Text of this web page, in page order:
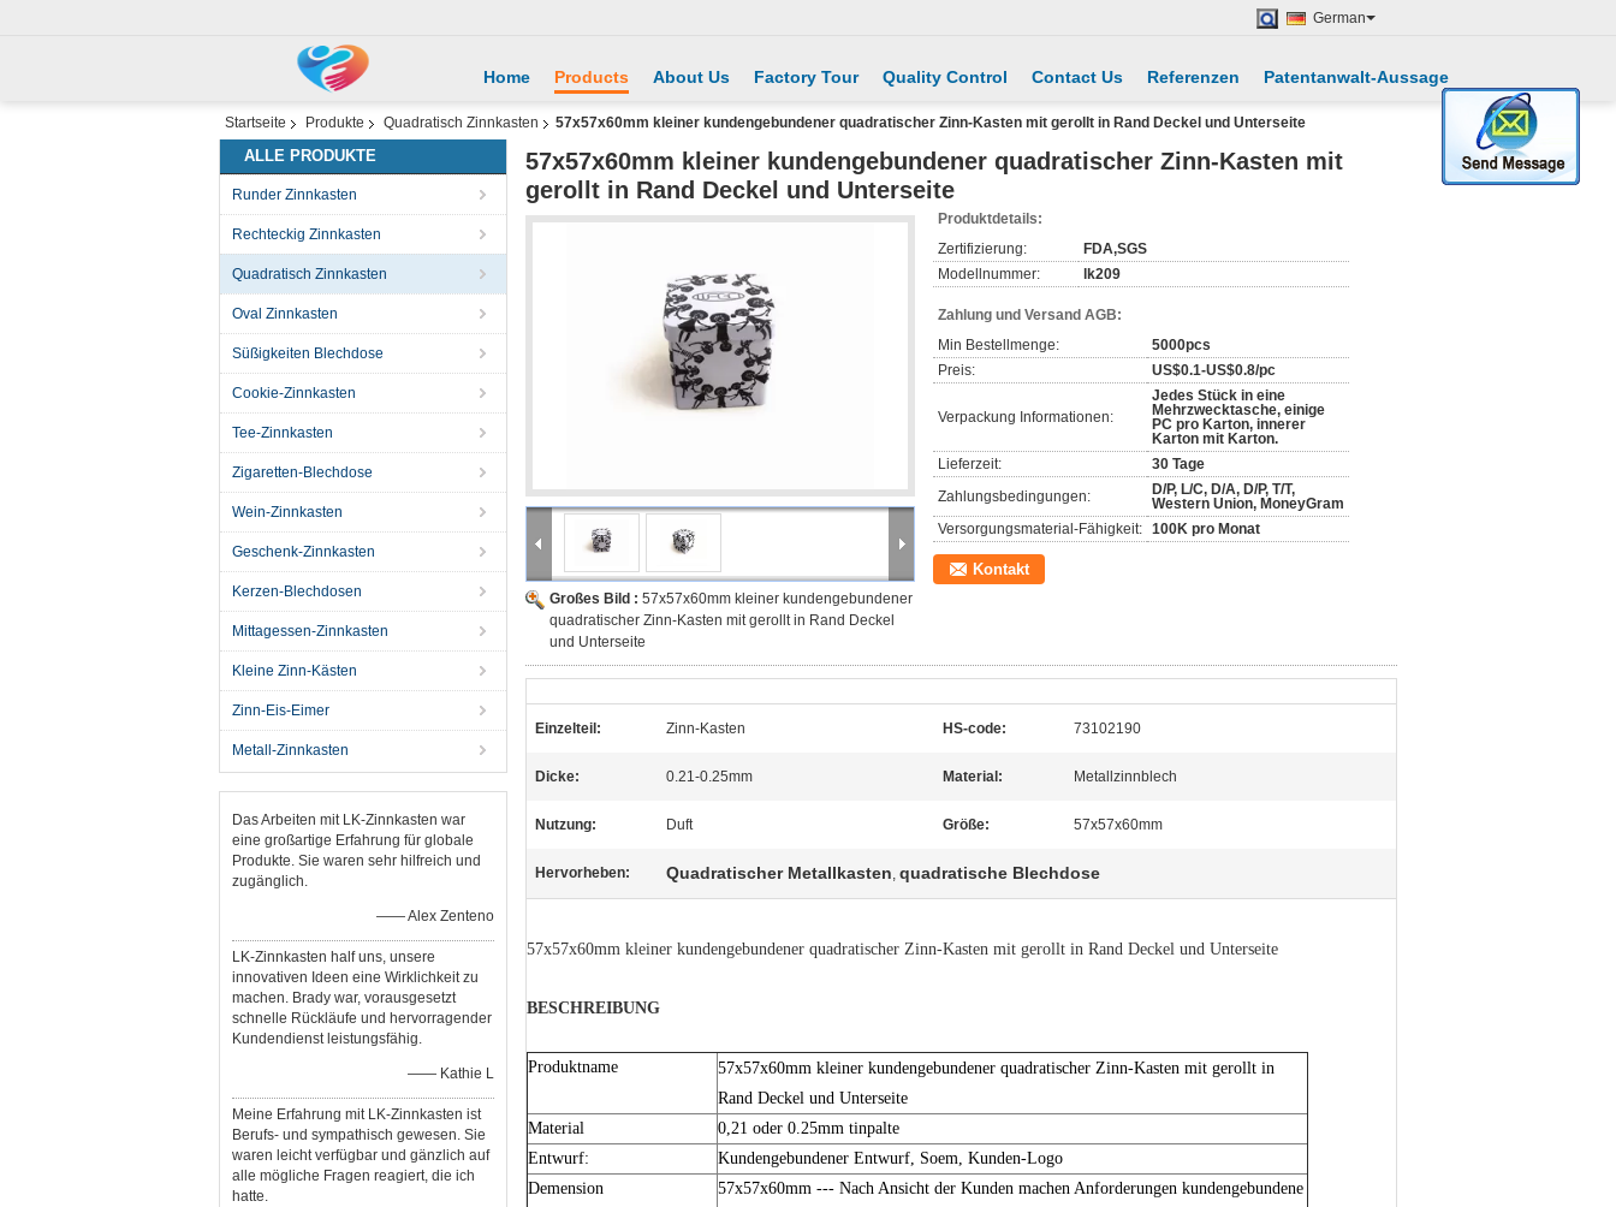
German
Home Products About Us Factory Tour Quality Control Contact Us Referenzen Patentanwalt-Aussage
Startseite Produkte Quadratisch Zinnkasten 57x57x60mm kleiner kundengebundener quadratischer Zinn-Kasten mit gerollt in Rand Deckel und Unterseite
ALLE PRODUKTE
Runder Zinnkasten
Rechteckig Zinnkasten
Quadratisch Zinnkasten
Oval Zinnkasten
Süßigkeiten Blechdose
Cookie-Zinnkasten
Tee-Zinnkasten
Zigaretten-Blechdose
Wein-Zinnkasten
Geschenk-Zinnkasten
Kerzen-Blechdosen
Mittagessen-Zinnkasten
Kleine Zinn-Kästen
Zinn-Eis-Eimer
Metall-Zinnkasten
Das Arbeiten mit LK-Zinnkasten war
eine großartige Erfahrung für globale
Produkte. Sie waren sehr hilfreich und
zugänglich.
—— Alex Zenteno
LK-Zinnkasten half uns, unsere
innovativen Ideen eine Wirklichkeit zu
machen. Brady war, vorausgesetzt
schnelle Rückläufe und hervorragender
Kundendienst leistungsfähig.
—— Kathie L
Meine Erfahrung mit LK-Zinnkasten ist
Berufs- und sympathisch gewesen. Sie
waren leicht verfügbar und gänzlich auf
alle mögliche Fragen reagiert, die ich
hatte.
57x57x60mm kleiner kundengebundener quadratischer Zinn-Kasten mit
gerollt in Rand Deckel und Unterseite
Großes Bild : 57x57x60mm kleiner kundengebundener
quadratischer Zinn-Kasten mit gerollt in Rand Deckel
und Unterseite
Produktdetails:
Zertifizierung:
FDA,SGS
Modellnummer:
lk209
Zahlung und Versand AGB:
Min Bestellmenge:
5000pcs
Preis:
US$0.1-US$0.8/pc
Verpackung Informationen:
Jedes Stück in eine
Mehrzwecktasche, einige
PC pro Karton, innerer
Karton mit Karton.
Lieferzeit:
30 Tage
Zahlungsbedingungen:
D/P, L/C, D/A, D/P, T/T,
Western Union, MoneyGram
Versorgungsmaterial-Fähigkeit: 100K pro Monat
Kontakt
Einzelteil: Zinn-Kasten HS-code: 73102190
Dicke: 0.21-0.25mm Material: Metallzinnblech
Nutzung: Duft Größe: 57x57x60mm
Hervorheben: Quadratischer Metallkasten, quadratische Blechdose
57x57x60mm kleiner kundengebundener quadratischer Zinn-Kasten mit gerollt in Rand Deckel und Unterseite
BESCHREIBUNG
Produktname
57x57x60mm kleiner kundengebundener quadratischer Zinn-Kasten mit gerollt in
Rand Deckel und Unterseite
Material
0,21 oder 0.25mm tinpalte
Entwurf:
Kundengebundener Entwurf, Soem, Kunden-Logo
Demension
57x57x60mm --- Nach Ansicht der Kunden machen Anforderungen kundengebundene